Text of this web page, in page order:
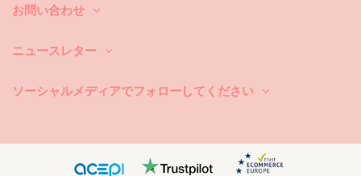
洗濯するには？毎回のご使用後は、海水ではなくきれいな水でビキニを
プルな石鹸のご使用をお勧めしますが、水着用の特別な洗剤製品が好ま
また、ビーチバッグやポーチから濡れた水着を取り出すのを忘れないで
お問い合わせ
ニュースレター
ソーシャルメディアでフォローしてください